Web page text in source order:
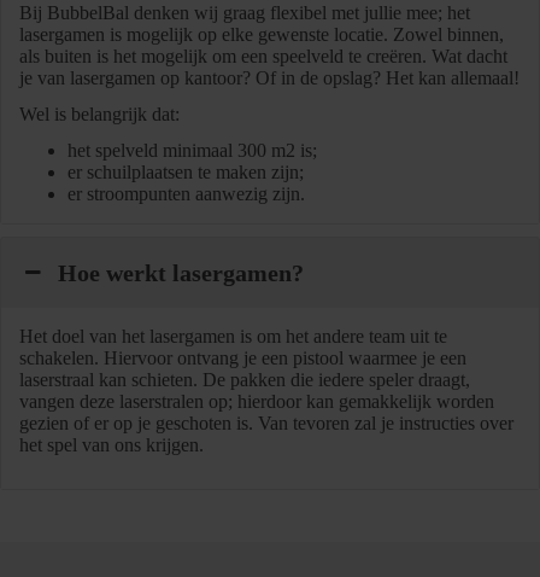
Bij BubbelBal denken wij graag flexibel met jullie mee; het
lasergamen is mogelijk op elke gewenste locatie. Zowel binnen,
als buiten is het mogelijk om een speelveld te creëren. Wat dacht
je van lasergamen op kantoor? Of in de opslag? Het kan allemaal!
Wel is belangrijk dat:
het spelveld minimaal 300 m2 is;
er schuilplaatsen te maken zijn;
er stroompunten aanwezig zijn.
Hoe werkt lasergamen?
Het doel van het lasergamen is om het andere team uit te
schakelen. Hiervoor ontvang je een pistool waarmee je een
laserstraal kan schieten. De pakken die iedere speler draagt,
vangen deze laserstralen op; hierdoor kan gemakkelijk worden
gezien of er op je geschoten is. Van tevoren zal je instructies over
het spel van ons krijgen.